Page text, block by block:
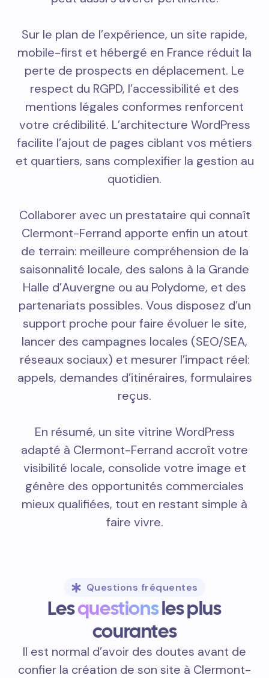
Sur le plan de l’expérience, un site rapide,
mobile-first et hébergé en France réduit la
perte de prospects en déplacement. Le
respect du RGPD, l’accessibilité et des
mentions légales conformes renforcent
votre crédibilité. L’architecture WordPress
facilite l’ajout de pages ciblant vos métiers
et quartiers, sans complexifier la gestion au
quotidien.
Collaborer avec un prestataire qui connaît
Clermont-Ferrand apporte enfin un atout
de terrain: meilleure compréhension de la
saisonnalité locale, des salons à la Grande
Halle d’Auvergne ou au Polydome, et des
partenariats possibles. Vous disposez d’un
support proche pour faire évoluer le site,
lancer des campagnes locales (SEO/SEA,
réseaux sociaux) et mesurer l’impact réel:
appels, demandes d’itinéraires, formulaires
reçus.
En résumé, un site vitrine WordPress
adapté à Clermont-Ferrand accroît votre
visibilité locale, consolide votre image et
génère des opportunités commerciales
mieux qualifiées, tout en restant simple à
faire vivre.
Questions fréquentes
Lesquestionsles plus
courantes
Il est normal d’avoir des doutes avant de
confier la création de son site à Clermont-